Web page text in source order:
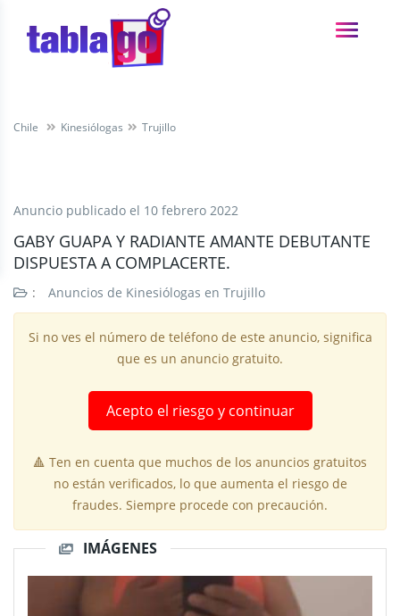
Chile Kinesiólogas Trujillo
Anuncio publicado el 10 febrero 2022
GABY GUAPA Y RADIANTE AMANTE DEBUTANTE
DISPUESTA A COMPLACERTE.
: Anuncios de Kinesiólogas en Trujillo
Si no ves el número de teléfono de este anuncio, significa
que es un anuncio gratuito.
Acepto el riesgo y continuar
🔺 Ten en cuenta que muchos de los anuncios gratuitos
no están verificados, lo que aumenta el riesgo de
fraudes. Siempre procede con precaución.
IMÁGENES